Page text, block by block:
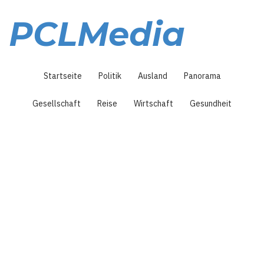
Inhalt
PCLMedia
Startseite Politik Ausland Panorama
Gesellschaft Reise Wirtschaft Gesundheit